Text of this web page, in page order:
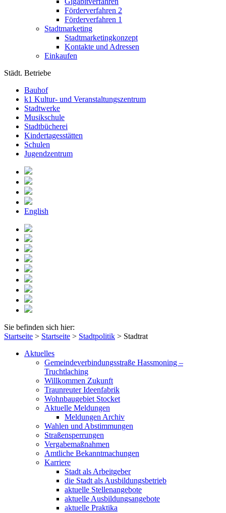
Förderverfahren 2
Förderverfahren 1
Stadtmarketing
Stadtmarketingkonzept
Kontakte und Adressen
Einkaufen
Städt. Betriebe
Bauhof
k1 Kultur- und Veranstaltungszentrum
Stadtwerke
Musikschule
Stadtbücherei
Kindertagesstätten
Schulen
Jugendzentrum
English
Sie befinden sich hier:
Startseite > Startseite > Stadtpolitik > Stadtrat
Aktuelles
Gemeindeverbindungsstraße Hassmoning –
Truchtlaching
Willkommen Zukunft
Traunreuter Ideenfabrik
Wohnbaugebiet Stocket
Aktuelle Meldungen
Meldungen Archiv
Wahlen und Abstimmungen
Straßensperrungen
Vergabemaßnahmen
Amtliche Bekanntmachungen
Karriere
Stadt als Arbeitgeber
die Stadt als Ausbildungsbetrieb
aktuelle Stellenangebote
aktuelle Ausbildungsangebote
aktuelle Praktika